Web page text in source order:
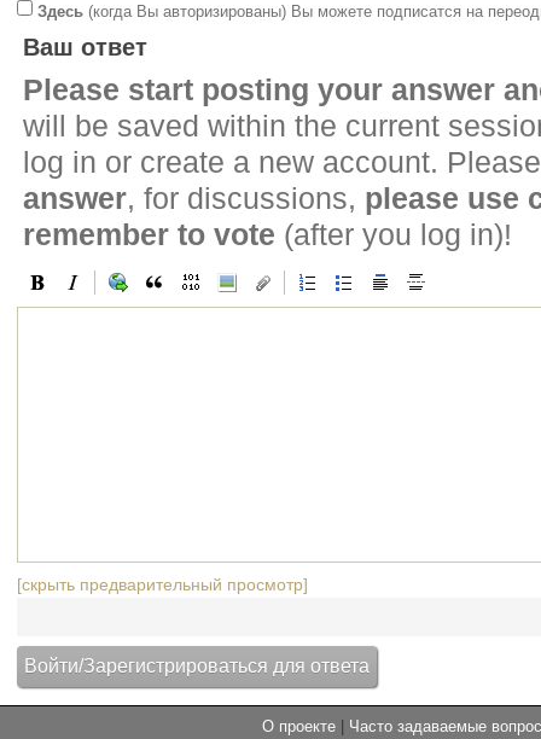
Здесь (когда Вы авторизированы) Вы можете подписатся на
Ваш ответ
Please start posting your answer
will be saved within the current
log in or create a new account.
answer, for discussions, please use
remember to vote (after you log in)!
[скрыть предварительный просмотр]
О проекте Часто задаваемые